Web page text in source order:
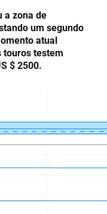
a zona de
um segundo
atual
touros testem
$ 2500.